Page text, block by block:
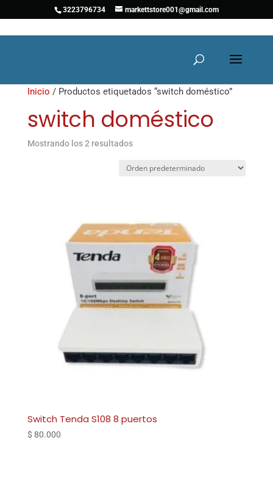
3223796734 markettstore001@gmail.com
Inicio / Productos etiquetados “switch doméstico”
switch doméstico
Mostrando los 2 resultados
Switch Tenda S108 8 puertos
$ 80.000